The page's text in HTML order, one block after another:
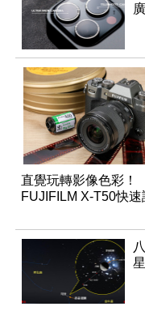
直覺玩轉影像色彩！
FUJIFILM X-T50快速